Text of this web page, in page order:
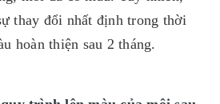
thay đổi nhất định trong thời
hoàn thiện sau 2 tháng.